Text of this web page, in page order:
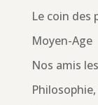
Le coin des
Moyen-Age
Nos amis